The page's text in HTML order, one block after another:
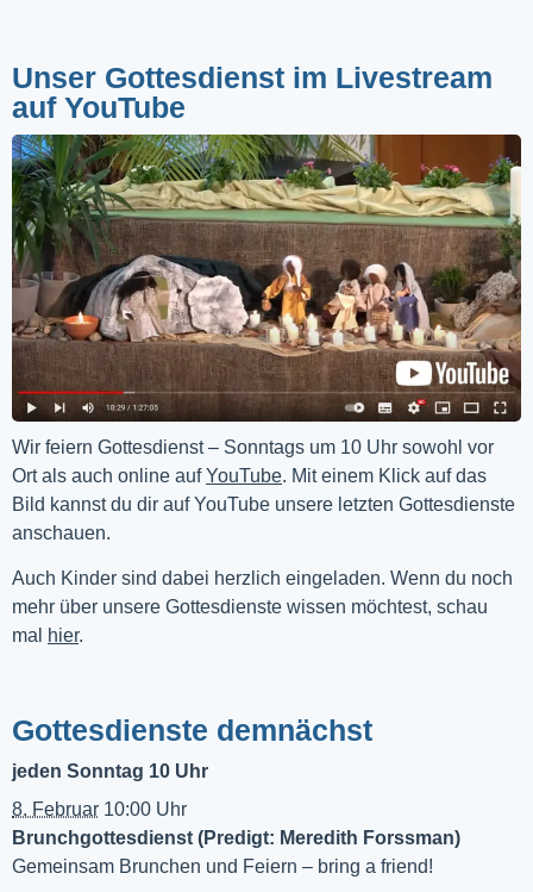
Unser Gottesdienst im Livestream
auf YouTube
Wir feiern Gottesdienst – Sonntags um 10 Uhr sowohl vor
Ort als auch online auf YouTube. Mit einem Klick auf das
Bild kannst du dir auf YouTube unsere letzten Gottesdienste
anschauen.
Auch Kinder sind dabei herzlich eingeladen. Wenn du noch
mehr über unsere Gottesdienste wissen möchtest, schau
mal
hier.
Gottesdienste demnächst
jeden Sonntag 10 Uhr
8. Februar 10:00 Uhr
Brunchgottesdienst (Predigt: Meredith Forssman)
Gemeinsam Brunchen und Feiern – bring a friend!